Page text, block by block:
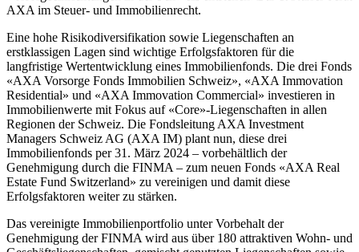
AXA im Steuer- und Immobilienrecht.
Eine hohe Risikodiversifikation sowie Liegenschaften an
erstklassigen Lagen sind wichtige Erfolgsfaktoren für die
langfristige Wertentwicklung eines Immobilienfonds. Die drei Fonds
«AXA Vorsorge Fonds Immobilien Schweiz», «AXA Immovation
Residential» und «AXA Immovation Commercial» investieren in
Immobilienwerte mit Fokus auf «Core»-Liegenschaften in allen
Regionen der Schweiz. Die Fondsleitung AXA Investment
Managers Schweiz AG (AXA IM) plant nun, diese drei
Immobilienfonds per 31. März 2024 – vorbehältlich der
Genehmigung durch die FINMA – zum neuen Fonds «AXA Real
Estate Fund Switzerland» zu vereinigen und damit diese
Erfolgsfaktoren weiter zu stärken.
Das vereinigte Immobilienportfolio unter Vorbehalt der
Genehmigung der FINMA wird aus über 180 attraktiven Wohn- und